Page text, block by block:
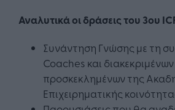
Αναλυτικά οι δράσεις του 3ου
Συνάντηση Γνώσης με τη
Coaches και διακεκριμένων
προσκεκλημένων της
Επιχειρηματικής